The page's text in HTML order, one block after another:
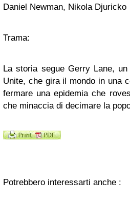
Daniel Newman, Nikola Djuricko
Trama:
La storia segue Gerry Lane,
Unite, che gira il mondo in una
fermare una epidemia che
che minaccia di decimare la
Potrebbero interessarti anche :